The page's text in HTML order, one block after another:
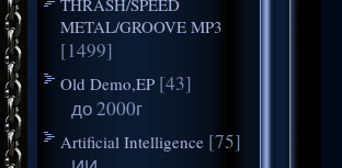
METAL/GROOVE MP3
[1499]
Old Demo,EP [43]
до 2000г
Artificial Intelligence [75]